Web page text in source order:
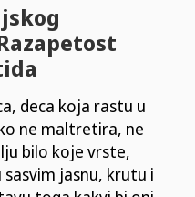
deca koja rastu u
ne maltretira, ne
bilo koje vrste,
jasnu, krutu i